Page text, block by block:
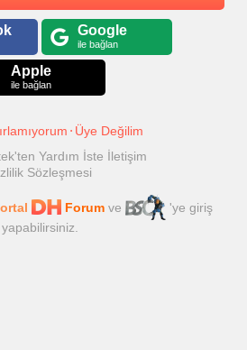
Google
ile bağlan
Apple
ile bağlan
Üye Değilim
Yardım İste İletişim
Sözleşmesi
Forumve
'ye giriş
yapabilirsiniz.